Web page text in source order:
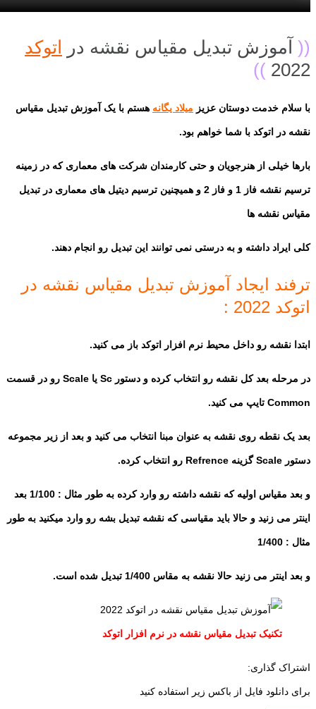
(( آموزش تبدیل مقیاس نقشه در اتوکد
2022
))
با سلام خدمت دوستان عزیز میلاد یگانه هستم با یک آموزش تبدیل مقیاس
نقشه در اتوکد با شما خواهم بود.
بارها خیلی از هنرجویان و حتی کارمندان شرکت های معماری که در زمینه
ترسیم نقشه فاز 1 و فاز 2 و همیچنین ترسیم دیتیل های معماری در تبدیل
مقیاس نقشه ها
کلی ایراد داشته و به درستی نمی توانند این تبدیل رو انجام دهند.
ترفند ایجاد آموزش تبدیل مقیاس نقشه در
اتوکد 2022 :
ابتدا نقشه رو داخل محیط نرم افزار اتوکد باز می کنید.
در مرحله بعد کل نقشه رو انتخاب کرده و دستور Sc یا Scale رو در قسمت
Common تایپ می کنید.
بعد یک نقطه روی نقشه به عنوان مبنا انتخاب می کنید و بعد از زیر مجموعه
دستور Scale گزینه Refrence رو انتخاب کرده.
و بعد مقیاس اولیه که نقشه داشته رو وارد کرده به طور مثال : 1/100 بعد
اینتر می زنید و حالا باید مقیاسی که نقشه تبدیل بشه رو وارد میکنید به طور
مثال : 1/400
و بعد اینتر می زنید حالا نقشه به مقاس 1/400 تبدیل شده است.
تکنیک تبدیل مقیاس نقشه در نرم افزار اتوکد
اشتراک گذاری:
برای دانلود فایل از باکس زیر استفاده کنید